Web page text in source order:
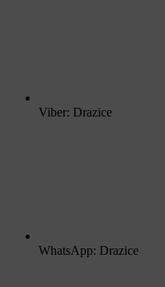
Viber: Drazice
WhatsApp: Drazice